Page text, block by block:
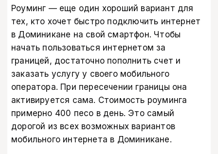
Роуминг — еще один хороший вариант для
тех, кто хочет быстро подключить интернет
в Доминикане на свой смартфон. Чтобы
начать пользоваться интернетом за
границей, достаточно пополнить счет и
заказать услугу у своего мобильного
оператора. При пересечении границы она
активируется сама. Стоимость роуминга
примерно 400 песо в день. Это самый
дорогой из всех возможных вариантов
мобильного интернета в Доминикане.